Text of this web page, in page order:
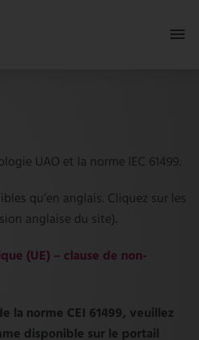
UAO et la norme IEC 61499.
qu’en anglais. Cliquez sur les
anglaise du site).
(UE) – clause de non-
la norme CEI 61499, veuillez
disponible sur le portail